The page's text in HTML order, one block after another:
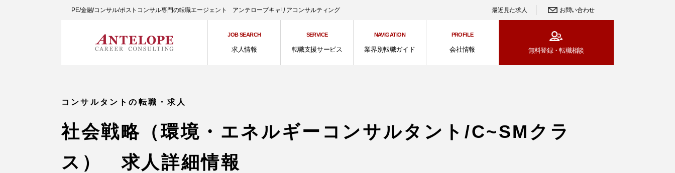
PE/金融/コンサル/ポストコンサル専門の転職エージェント アンテロープキャリアコンサルティング 最近見た求人 お問い合わせ
JOB SEARCH
求人情報
SERVICE
転職支援サービス
NAVIGATION
業界別転職ガイド
PROFILE
会社情報 無料登録・転職相談
コンサルタントの転職・求人
社会戦略（環境・エネルギーコンサルタント/C~SMクラ
ス） 求人詳細情報